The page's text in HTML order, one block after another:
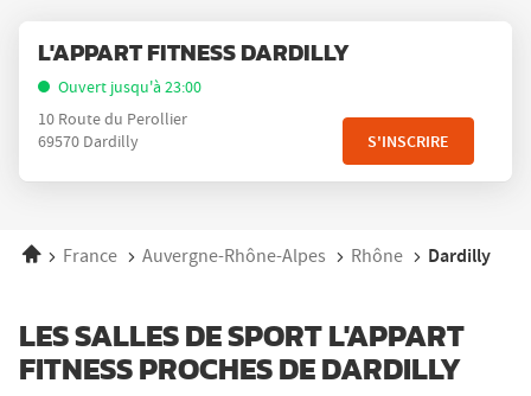
sur
touche
ENTRÉE
plus
amples
Point
de
:
L'APPART FITNESS DARDILLY
Ouvert jusqu'à 23:00
10 Route du Perollier
69570 Dardilly
S'INSCRIRE
AccueilFrance Auvergne-Rhône-Alpes Rhône Dardilly
LES SALLES DE SPORT L'APPART
FITNESS PROCHES DE DARDILLY